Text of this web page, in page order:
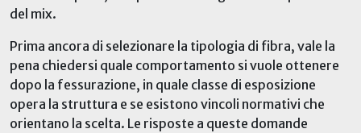
del mix.
Prima ancora di selezionare la tipologia di fibra, vale la
pena chiedersi quale comportamento si vuole ottenere
dopo la fessurazione, in quale classe di esposizione
opera la struttura e se esistono vincoli normativi che
orientano la scelta. Le risposte a queste domande